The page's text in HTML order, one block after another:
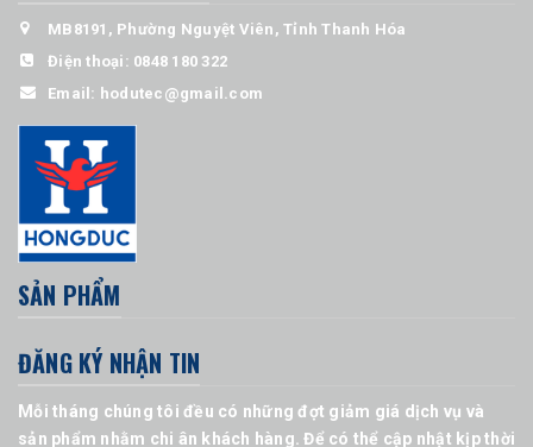
MB8191, Phường Nguyệt Viên, Tỉnh Thanh Hóa
Điện thoại: 0848 180 322
Email: hodutec@gmail.com
SẢN PHẨM
ĐĂNG KÝ NHẬN TIN
Mỗi tháng chúng tôi đều có những đợt giảm giá dịch vụ và
sản phẩm nhằm chi ân khách hàng. Để có thể cập nhật kịp thời